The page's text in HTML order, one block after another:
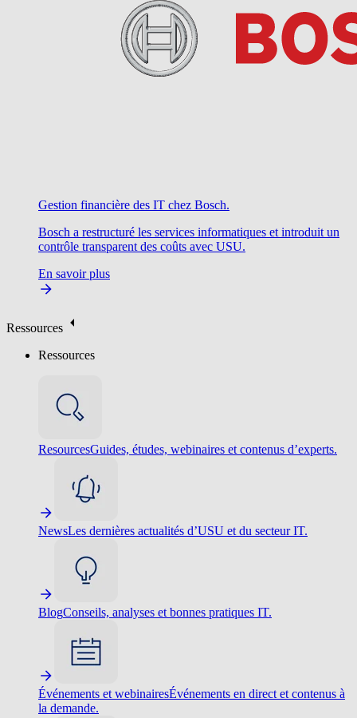
Gestion financière des IT chez Bosch.
Bosch a restructuré les services informatiques et introduit un
contrôle transparent des coûts avec USU.
En savoir plus
Ressources
Ressources
ResourcesGuides, études, webinaires et contenus d’experts.
NewsLes dernières actualités d’USU et du secteur IT.
BlogConseils, analyses et bonnes pratiques IT.
Événements et webinairesÉvénements en direct et contenus à
la demande.